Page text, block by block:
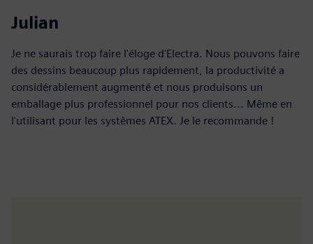
Julian
Je ne saurais trop faire l'éloge d'Electra. Nous pouvons faire
des dessins beaucoup plus rapidement, la productivité a
considérablement augmenté et nous produisons un
emballage plus professionnel pour nos clients... Même en
l'utilisant pour les systèmes ATEX. Je le recommande !